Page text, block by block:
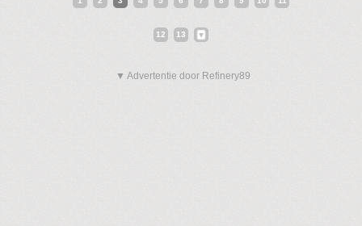
12 13
▼ Advertentie door Refinery89